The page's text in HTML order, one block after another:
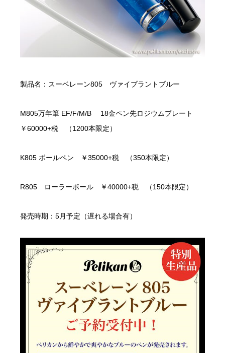
製品名：スーベレーン805 ヴァイブラントブルー
M805万年筆 EF/F/M/B 18金ペン先ロジウムプレート
￥60000+税 （1200本限定）
K805 ボールペン ￥35000+税 （350本限定）
R805 ローラーボール ￥40000+税 （150本限定）
発売時期：5月予定（遅れる場合有）